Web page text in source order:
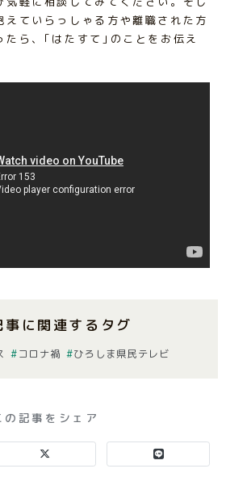
えていらっしゃる方や離職された方
たら、｢はたすて｣のことをお伝え
事に関連するタグ
コロナ禍 ひろしま県民テレビ
の記事をシェア